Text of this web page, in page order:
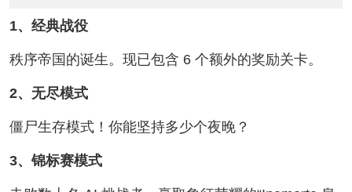
1、经典战役
秩序帝国的诞生。现已包含 6 个额外的奖励关卡。
2、无尽模式
僵尸生存模式！你能坚持多少个夜晚？
3、锦标赛模式